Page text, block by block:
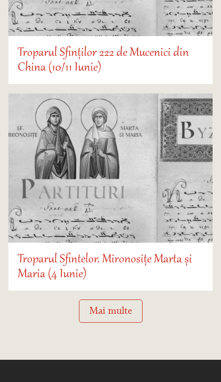
Troparul Sfinților 222 de Mucenici din
China (10/11 Iunie)
Troparul Sfintelor. Mironosițe Marta și
Maria (4 Iunie)
Mai multe